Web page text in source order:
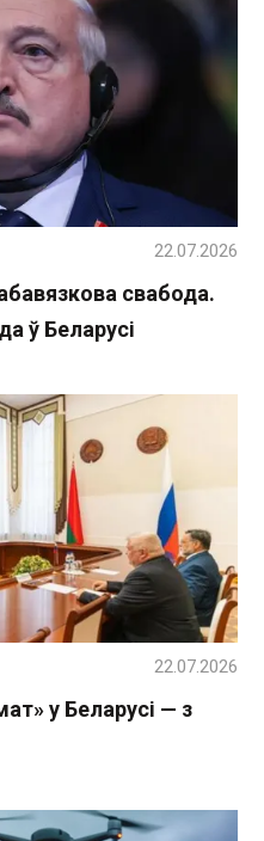
свабода.
ў Беларусі
22.07.2026
у Беларусі — з
22.07.2026